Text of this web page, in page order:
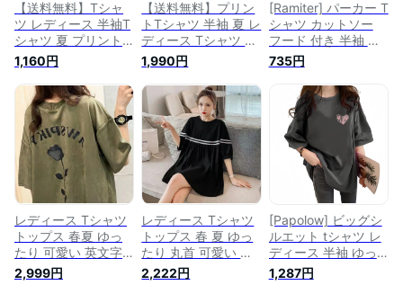
ュアル 薄手 半袖
ビックtシャツ ロン
グ 白 トップス 夏
(L/27 ホワイト)
【送料無料】Tシャ
ツ レディース 半袖T
シャツ 夏 プリントT
シャツ クルーネック
カットソー 夏Tシャ
ツ クルーネック お
しゃれ サラサラ サ
マーTシャツ 半袖 ゆ
ったり 英字プリント
トップス 薄手 カジ
ュアル ブラック ホ
ワイト ブルー ベー
ジュ
1,160円
【送料無料】プリン
トTシャツ 半袖 夏 レ
ディース Tシャツ ク
ルーネック サマーT
シャツ おしゃれ 白t
レトロ 半袖Tシャツ
夏Tシャツ 英字プリ
ント シンプル トッ
プス 薄手 カジュア
ル プルオーバー ブ
ラック ホワイト オ
レンジ グリーン
1,990円
[Ramiter] パーカー T
シャツ カットソー
フード 付き 半袖 薄
手 6分袖 フーディー
レディース トップス
夏 半袖 tシャツ レデ
ィース トップス 夏
半袖 半袖 ゆったり
レディース トップス
夏 半袖 半袖 Tシャツ
ゆったり tシャツ プ
リント オーバーサイ
ズ 着痩せ ティーシ
ャツ ファッション
韓国風 ビックtシャ
ツ ロング 白 トップ
ス 夏 (L/26 グレー)
735円
レディース Tシャツ
トップス 春夏 ゆっ
たり 可愛い 英文字
丸首 大きいサイズ
半袖 おしゃれ 春 夏
2,999円
レディース Tシャツ
トップス 春 夏 ゆっ
たり 丸首 可愛い 無
地 シンプル 半袖 大
きいサイズ ギャザー
2,222円
[Papolow] ビッグシ
ルエット tシャツ レ
ディース 半袖 ゆっ
たり ティーシャツ
丸首 かわいい ビッ
1,287円